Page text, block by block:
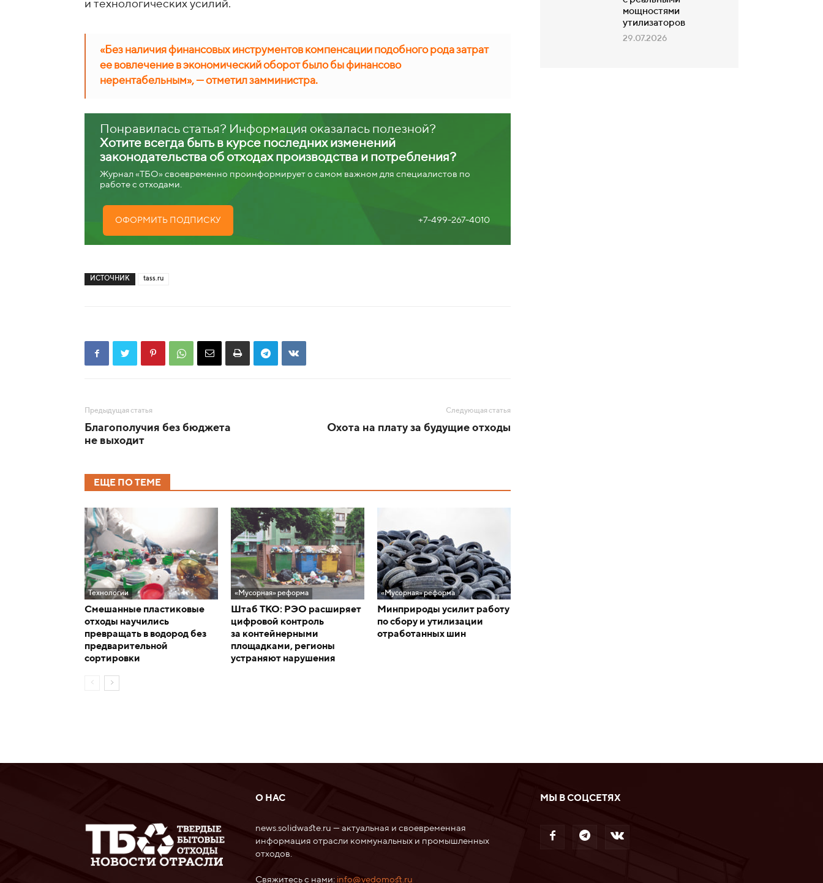
и технологических усилий.
«Без наличия финансовых инструментов компенсации подобного рода затрат
ее вовлечение в экономический оборот было бы финансово
нерентабельным», — отметил замминистра.
Понравилась статья? Информация оказалась полезной?
Хотите всегда быть в курсе последних изменений
законодательства об отходах производства и потребления?
Журнал «ТБО» своевременно проинформирует о самом важном для специалистов по
работе с отходами.
ОФОРМИТЬ ПОДПИСКУ +7-499-267-4010
ИСТОЧНИК tass.ru
Предыдущая статья
Благополучия без бюджета
не выходит
Следующая статья
Охота на плату за будущие отходы
ЕЩЕ ПО ТЕМЕ
Технологии
Смешанные пластиковые
отходы научились
превращать в водород без
предварительной
сортировки
«Мусорная» реформа
Штаб ТКО: РЭО расширяет
цифровой контроль
за контейнерными
площадками, регионы
устраняют нарушения
«Мусорная» реформа
Минприроды усилит работу
по сбору и утилизации
отработанных шин
мощностями
утилизаторов
29.07.2026
О НАС
news.solidwaste.ru — актуальная и своевременная
информация отрасли коммунальных и промышленных
отходов.
Свяжитесь с нами: info@vedomost.ru
МЫ В СОЦСЕТЯХ